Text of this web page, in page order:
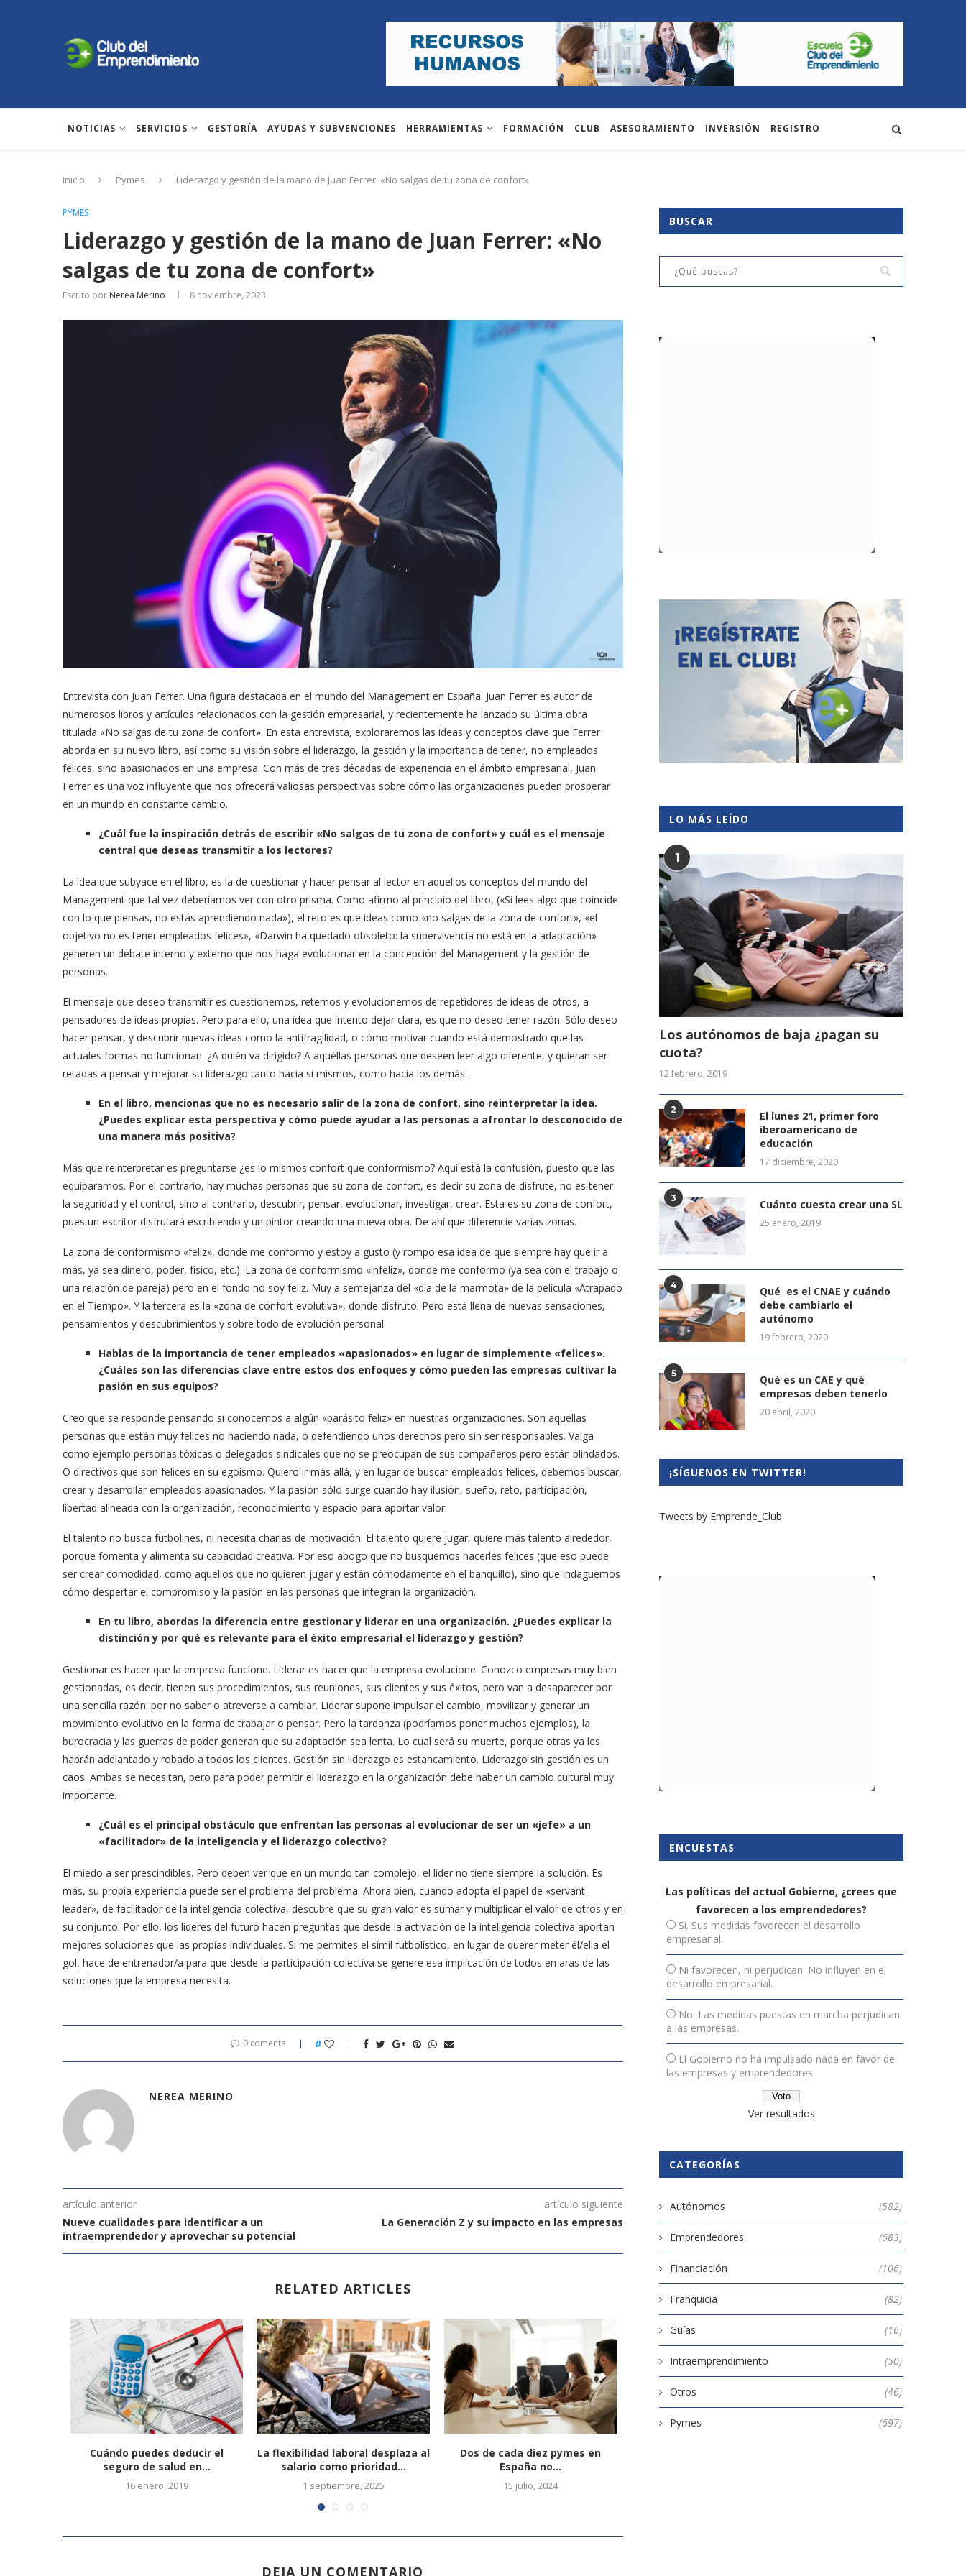
NOTICIAS SERVICIOS GESTORÍA AYUDAS Y SUBVENCIONES HERRAMIENTAS FORMACIÓN CLUB ASESORAMIENTO INVERSIÓN REGISTRO
Inicio Pymes Liderazgo y gestión de la mano de Juan Ferrer: «No salgas de tu zona de confort»
PYMES
Liderazgo y gestión de la mano de Juan Ferrer: «No
salgas de tu zona de confort»
Escrito por Nerea Merino 8 noviembre, 2023
Entrevista con Juan Ferrer. Una figura destacada en el mundo del Management en España. Juan Ferrer es autor de
numerosos libros y artículos relacionados con la gestión empresarial, y recientemente ha lanzado su última obra
titulada «No salgas de tu zona de confort». En esta entrevista, exploraremos las ideas y conceptos clave que Ferrer
aborda en su nuevo libro, así como su visión sobre el liderazgo, la gestión y la importancia de tener, no empleados
felices, sino apasionados en una empresa. Con más de tres décadas de experiencia en el ámbito empresarial, Juan
Ferrer es una voz influyente que nos ofrecerá valiosas perspectivas sobre cómo las organizaciones pueden prosperar
en un mundo en constante cambio.
¿Cuál fue la inspiración detrás de escribir «No salgas de tu zona de confort» y cuál es el mensaje
central que deseas transmitir a los lectores?
La idea que subyace en el libro, es la de cuestionar y hacer pensar al lector en aquellos conceptos del mundo del
Management que tal vez deberíamos ver con otro prisma. Como afirmo al principio del libro, («Si lees algo que coincide
con lo que piensas, no estás aprendiendo nada»), el reto es que ideas como «no salgas de la zona de confort», «el
objetivo no es tener empleados felices», «Darwin ha quedado obsoleto: la supervivencia no está en la adaptación»
generen un debate interno y externo que nos haga evolucionar en la concepción del Management y la gestión de
personas.
El mensaje que deseo transmitir es cuestionemos, retemos y evolucionemos de repetidores de ideas de otros, a
pensadores de ideas propias. Pero para ello, una idea que intento dejar clara, es que no deseo tener razón. Sólo deseo
hacer pensar, y descubrir nuevas ideas como la antifragilidad, o cómo motivar cuando está demostrado que las
actuales formas no funcionan. ¿A quién va dirigido? A aquéllas personas que deseen leer algo diferente, y quieran ser
retadas a pensar y mejorar su liderazgo tanto hacia sí mismos, como hacia los demás.
En el libro, mencionas que no es necesario salir de la zona de confort, sino reinterpretar la idea.
¿Puedes explicar esta perspectiva y cómo puede ayudar a las personas a afrontar lo desconocido de
una manera más positiva?
Más que reinterpretar es preguntarse ¿es lo mismos confort que conformismo? Aquí está la confusión, puesto que las
equiparamos. Por el contrario, hay muchas personas que su zona de confort, es decir su zona de disfrute, no es tener
la seguridad y el control, sino al contrario, descubrir, pensar, evolucionar, investigar, crear. Esta es su zona de confort,
pues un escritor disfrutará escribiendo y un pintor creando una nueva obra. De ahí que diferencie varias zonas.
La zona de conformismo «feliz», donde me conformo y estoy a gusto (y rompo esa idea de que siempre hay que ir a
más, ya sea dinero, poder, físico, etc.). La zona de conformismo «infeliz», donde me conformo (ya sea con el trabajo o
una relación de pareja) pero en el fondo no soy feliz. Muy a semejanza del «día de la marmota» de la película «Atrapado
en el Tiempo». Y la tercera es la «zona de confort evolutiva», donde disfruto. Pero está llena de nuevas sensaciones,
pensamientos y descubrimientos y sobre todo de evolución personal.
Hablas de la importancia de tener empleados «apasionados» en lugar de simplemente «felices».
¿Cuáles son las diferencias clave entre estos dos enfoques y cómo pueden las empresas cultivar la
pasión en sus equipos?
Creo que se responde pensando si conocemos a algún «parásito feliz» en nuestras organizaciones. Son aquellas
personas que están muy felices no haciendo nada, o defendiendo unos derechos pero sin ser responsables. Valga
como ejemplo personas tóxicas o delegados sindicales que no se preocupan de sus compañeros pero están blindados.
O directivos que son felices en su egoísmo. Quiero ir más allá, y en lugar de buscar empleados felices, debemos buscar,
crear y desarrollar empleados apasionados. Y la pasión sólo surge cuando hay ilusión, sueño, reto, participación,
libertad alineada con la organización, reconocimiento y espacio para aportar valor.
El talento no busca futbolines, ni necesita charlas de motivación. El talento quiere jugar, quiere más talento alrededor,
porque fomenta y alimenta su capacidad creativa. Por eso abogo que no busquemos hacerles felices (que eso puede
ser crear comodidad, como aquellos que no quieren jugar y están cómodamente en el banquillo), sino que indaguemos
cómo despertar el compromiso y la pasión en las personas que integran la organización.
En tu libro, abordas la diferencia entre gestionar y liderar en una organización. ¿Puedes explicar la
distinción y por qué es relevante para el éxito empresarial el liderazgo y gestión?
Gestionar es hacer que la empresa funcione. Liderar es hacer que la empresa evolucione. Conozco empresas muy bien
gestionadas, es decir, tienen sus procedimientos, sus reuniones, sus clientes y sus éxitos, pero van a desaparecer por
una sencilla razón: por no saber o atreverse a cambiar. Liderar supone impulsar el cambio, movilizar y generar un
movimiento evolutivo en la forma de trabajar o pensar. Pero la tardanza (podríamos poner muchos ejemplos), la
burocracia y las guerras de poder generan que su adaptación sea lenta. Lo cual será su muerte, porque otras ya les
habrán adelantado y robado a todos los clientes. Gestión sin liderazgo es estancamiento. Liderazgo sin gestión es un
caos. Ambas se necesitan, pero para poder permitir el liderazgo en la organización debe haber un cambio cultural muy
importante.
¿Cuál es el principal obstáculo que enfrentan las personas al evolucionar de ser un «jefe» a un
«facilitador» de la inteligencia y el liderazgo colectivo?
El miedo a ser prescindibles. Pero deben ver que en un mundo tan complejo, el líder no tiene siempre la solución. Es
más, su propia experiencia puede ser el problema del problema. Ahora bien, cuando adopta el papel de «servant-
leader», de facilitador de la inteligencia colectiva, descubre que su gran valor es sumar y multiplicar el valor de otros y en
su conjunto. Por ello, los líderes del futuro hacen preguntas que desde la activación de la inteligencia colectiva aportan
mejores soluciones que las propias individuales. Si me permites el símil futbolístico, en lugar de querer meter él/ella el
gol, hace de entrenador/a para que desde la participación colectiva se genere esa implicación de todos en aras de las
soluciones que la empresa necesita.
0 comenta 0
NEREA MERINO
artículo anterior
Nueve cualidades para identificar a un
intraemprendedor y aprovechar su potencial
artículo siguiente
La Generación Z y su impacto en las empresas
RELATED ARTICLES
Cuándo puedes deducir el
seguro de salud en...
16 enero, 2019
La flexibilidad laboral desplaza al
salario como prioridad...
1 septiembre, 2025
Dos de cada diez pymes en
España no...
15 julio, 2024
DEJA UN COMENTARIO
BUSCAR
LO MÁS LEÍDO
1
Los autónomos de baja ¿pagan su
cuota?
12 febrero, 2019
2
El lunes 21, primer foro
iberoamericano de
educación
17 diciembre, 2020
3 Cuánto cuesta crear una SL
25 enero, 2019
4
Qué es el CNAE y cuándo
debe cambiarlo el
autónomo
19 febrero, 2020
5
Qué es un CAE y qué
empresas deben tenerlo
20 abril, 2020
¡SÍGUENOS EN TWITTER!
Tweets by Emprende_Club
ENCUESTAS
Las políticas del actual Gobierno, ¿crees que
favorecen a los emprendedores?
Sí. Sus medidas favorecen el desarrollo
empresarial.
Ni favorecen, ni perjudican. No influyen en el
desarrollo empresarial.
No. Las medidas puestas en marcha perjudican
a las empresas.
El Gobierno no ha impulsado nada en favor de
las empresas y emprendedores
Ver resultados
CATEGORÍAS
Autónomos (582)
Emprendedores (683)
Financiación (106)
Franquicia (82)
Guías (16)
Intraemprendimiento (50)
Otros (46)
Pymes (697)